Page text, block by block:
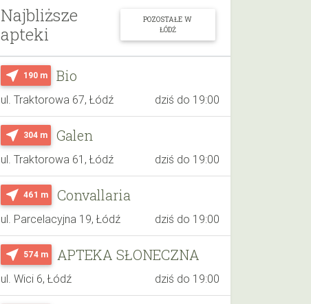
Najbliższe
apteki
POZOSTAŁE W
ŁÓDŹ
near_me 190 m Bio
ul. Traktorowa 67, Łódź dziś do 19:00
near_me 304 m Galen
ul. Traktorowa 61, Łódź dziś do 19:00
near_me 461 m Convallaria
ul. Parcelacyjna 19, Łódź dziś do 19:00
near_me 574 m APTEKA SŁONECZNA
ul. Wici 6, Łódź dziś do 19:00